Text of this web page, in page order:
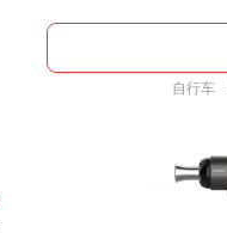
自行车